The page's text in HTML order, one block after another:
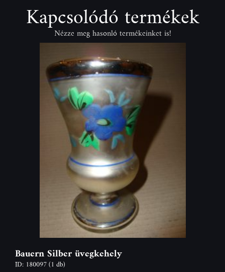
Kapcsolódó termékek
Nézze meg hasonló termékeinket is!
Bauern Silber üvegkehely
ID: 180097(1 db)